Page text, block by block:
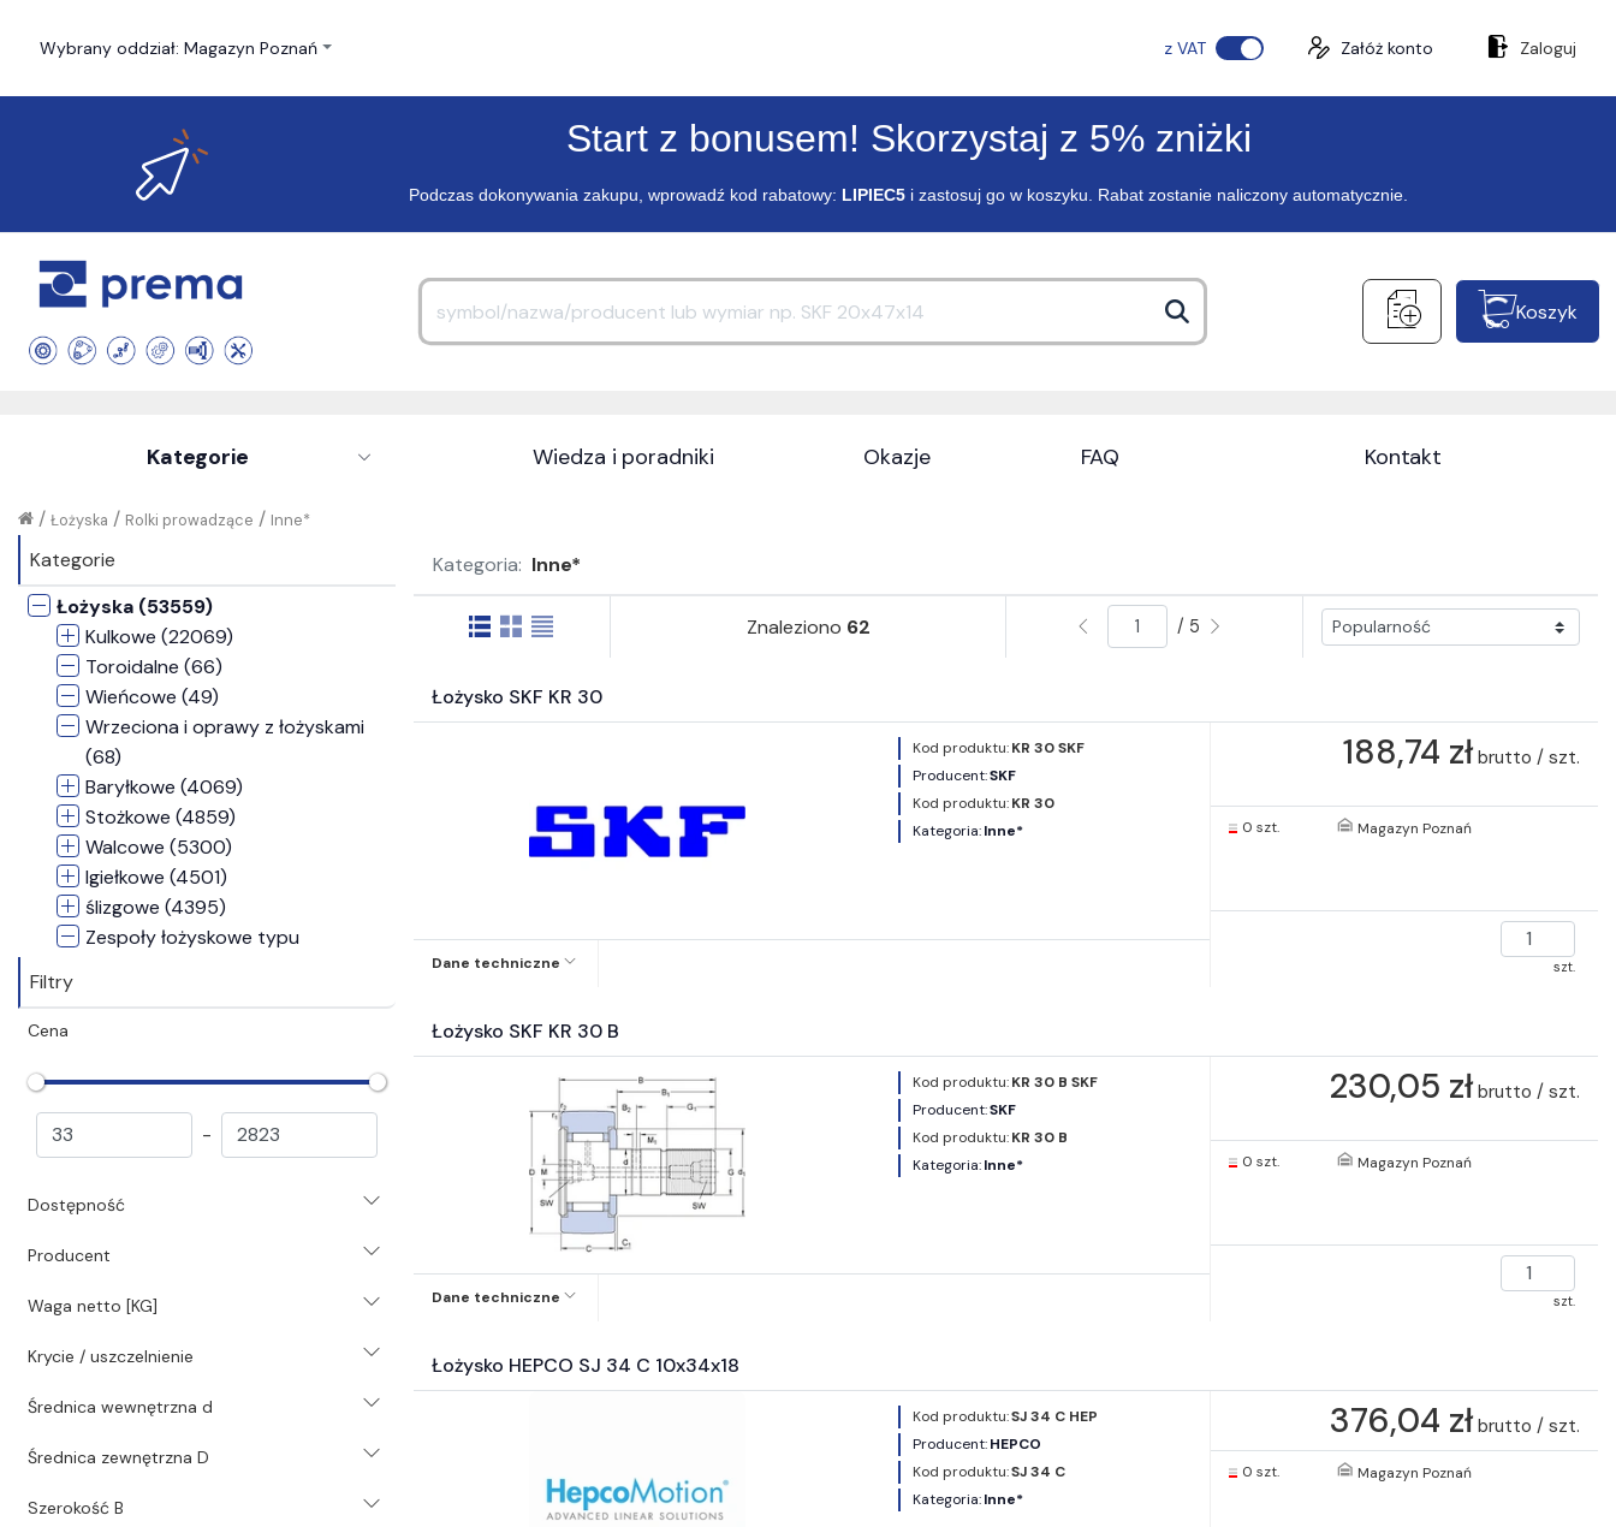
Wybrany oddział: Magazyn Poznań z VAT Załóż konto Zaloguj
Start z bonusem! Skorzystaj z 5% zniżki
Podczas dokonywania zakupu, wprowadź kod rabatowy: LIPIEC5 i zastosuj go w koszyku. Rabat zostanie naliczony automatycznie.
Koszyk
Kategorie Wiedza i poradniki Okazje FAQ Kontakt
Inne*
/
Rolki prowadzące
/
Łożyska
/
Kategorie
Łożyska (53559)
Kulkowe (22069)
Toroidalne (66)
Wieńcowe (49)
Wrzeciona i oprawy z łożyskami
(68)
Baryłkowe (4069)
Stożkowe (4859)
Walcowe (5300)
Igiełkowe (4501)
ślizgowe (4395)
Zespoły łożyskowe typu
Nośne (381)
Popychaczy (433)
Pasy i koła pasowe (23204)
Koła zębate i listwy zębate (826)
Sprzęgła (6045)
Technika liniowa (8526)
Silniki i akcesoria silnikowe (144)
Chemia przemysłowa (1471)
Narzędzia (1827)
Filtry
Cena
-
Dostępność
Producent
Waga netto [KG]
Krycie / uszczelnienie
Średnica wewnętrzna d
Średnica zewnętrzna D
Szerokość B
Kategoria: Inne*
Znaleziono 62 / 5
Łożysko SKF KR 30
Kod produktu:KR 30 SKF
Producent:SKF
Kod produktu:KR 30
Kategoria:Inne*
Dane techniczne
188,74 zł brutto / szt.
0 szt. Magazyn Poznań
szt.
Łożysko SKF KR 30 B
Kod produktu:KR 30 B SKF
Producent:SKF
Kod produktu:KR 30 B
Kategoria:Inne*
Dane techniczne
230,05 zł brutto / szt.
0 szt. Magazyn Poznań
szt.
Łożysko HEPCO SJ 34 C 10x34x18
Kod produktu:SJ 34 C HEP
Producent:HEPCO
Kod produktu:SJ 34 C
Kategoria:Inne*
376,04 zł brutto / szt.
0 szt. Magazyn Poznań